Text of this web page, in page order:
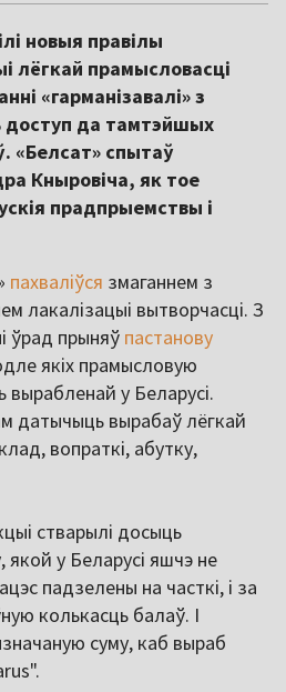
новыя правілы
лёгкай прамысловасці
«гарманізавалі» з
доступ да тамтэйшых
«Белсат» спытаў
Кныровіча, як тое
прадпрыемствы і
пахваліўся змаганнем з
лакалізацыі вытворчасці. З
ўрад прыняў пастанову
якіх прамысловую
у Беларусі.
датычыць вырабаў лёгкай
вопраткі, абутку,
стварылі досыць
якой у Беларусі яшчэ не
падзелены на часткі, і за
колькасць балаў. І
суму, каб выраб